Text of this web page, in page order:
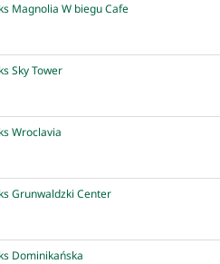
Magnolia W biegu Cafe
Sky Tower
Wroclavia
Grunwaldzki Center
Dominikańska